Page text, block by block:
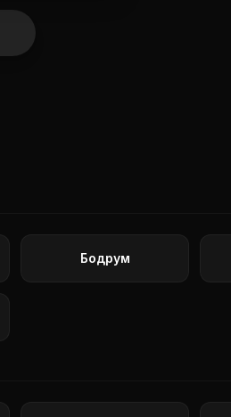
Бодрум